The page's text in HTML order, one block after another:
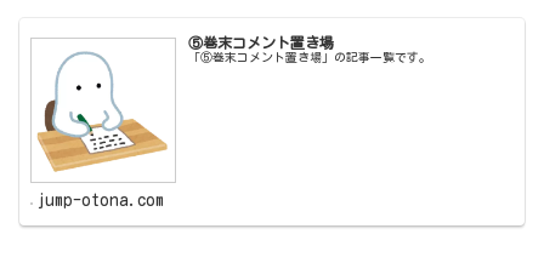
⑤巻末コメント置き場
「⑤巻末コメント置き場」の記事一覧です。
jump-otona.com